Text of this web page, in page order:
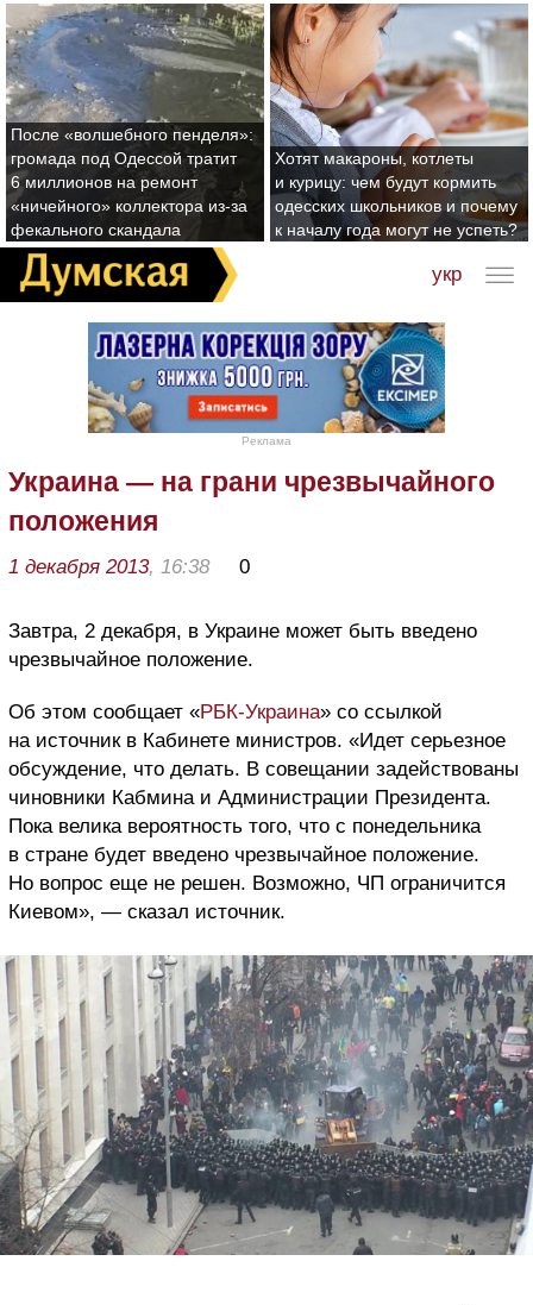
После «волшебного пенделя»:
громада под Одессой тратит
6 миллионов на ремонт
«ничейного» коллектора из-за
фекального скандала
Хотят макароны, котлеты
и курицу: чем будут кормить
одесских школьников и почему
к началу года могут не успеть?
укр
Реклама
Украина — на грани чрезвычайного
положения
1 декабря 2013, 16:38 0
Завтра, 2 декабря, в Украине может быть введено
чрезвычайное положение.
Об этом сообщает «РБК-Украина» со ссылкой
на источник в Кабинете министров. «Идет серьезное
обсуждение, что делать. В совещании задействованы
чиновники Кабмина и Администрации Президента.
Пока велика вероятность того, что с понедельника
в стране будет введено чрезвычайное положение.
Но вопрос еще не решен. Возможно, ЧП ограничится
Киевом», — сказал источник.